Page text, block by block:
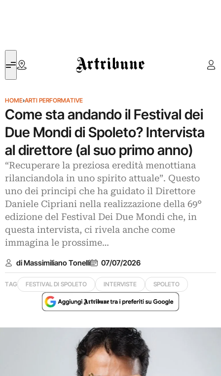
Artribune
HOME›ARTI PERFORMATIVE
Come sta andando il Festival dei
Due Mondi di Spoleto? Intervista
al direttore (al suo primo anno)
“Recuperare la preziosa eredità menottiana
rilanciandola in uno spirito attuale”. Questo
uno dei principi che ha guidato il Direttore
Daniele Cipriani nella realizzazione della 69°
edizione del Festival Dei Due Mondi che, in
questa intervista, ci rivela anche come
immagina le prossime…
di Massimiliano Tonelli 07/07/2026
TAG FESTIVAL DI SPOLETO INTERVISTE SPOLETO